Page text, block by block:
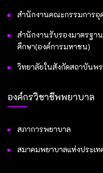
สำนักงานคณะกรรมการอุ
สำนักงานรับรองมาตรฐา
ศึกษา(องค์การมหาชน)
วิทยาลัยในสังกัดสถาบันพ
องค์กรวิชาชีพพยาบาล
สภาการพยาบาล
สมาคมพยาบาลแห่งประเท